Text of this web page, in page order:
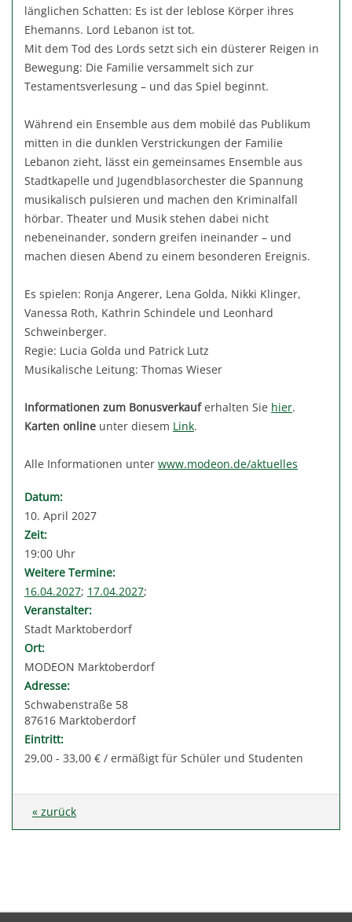
länglichen Schatten: Es ist der leblose Körper ihres
Ehemanns. Lord Lebanon ist tot.
Mit dem Tod des Lords setzt sich ein düsterer Reigen in
Bewegung: Die Familie versammelt sich zur
Testamentsverlesung – und das Spiel beginnt.
Während ein Ensemble aus dem mobilé das Publikum
mitten in die dunklen Verstrickungen der Familie
Lebanon zieht, lässt ein gemeinsames Ensemble aus
Stadtkapelle und Jugendblasorchester die Spannung
musikalisch pulsieren und machen den Kriminalfall
hörbar. Theater und Musik stehen dabei nicht
nebeneinander, sondern greifen ineinander – und
machen diesen Abend zu einem besonderen Ereignis.
Es spielen: Ronja Angerer, Lena Golda, Nikki Klinger,
Vanessa Roth, Kathrin Schindele und Leonhard
Schweinberger.
Regie: Lucia Golda und Patrick Lutz
Musikalische Leitung: Thomas Wieser
Informationen zum Bonusverkauferhalten Sie hier.
Karten online unter diesem Link.
Alle Informationen unter www.modeon.de/aktuelles
Datum:
10. April 2027
Zeit:
19:00 Uhr
Weitere Termine:
16.04.2027; 17.04.2027;
Veranstalter:
Stadt Marktoberdorf
Ort:
MODEON Marktoberdorf
Adresse:
Schwabenstraße 58
87616 Marktoberdorf
Eintritt:
29,00 - 33,00 € / ermäßigt für Schüler und Studenten
« zurück